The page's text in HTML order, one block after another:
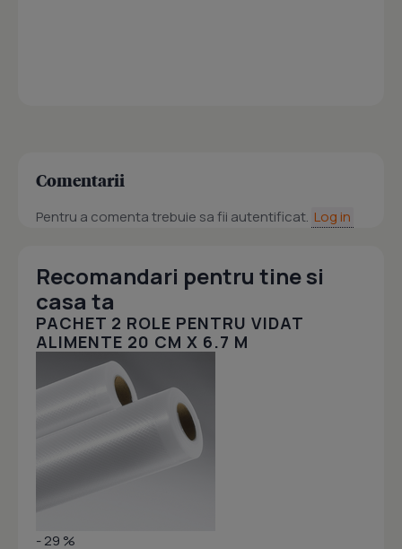
Comentarii
Pentru a comenta trebuie sa fii autentificat. Log in
Recomandari pentru tine si
casa ta
PACHET 2 ROLE PENTRU VIDAT
ALIMENTE 20 CM X 6.7 M
- 29 %